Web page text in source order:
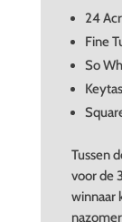
24
Fine
So
Tussen
voor de
winnaar